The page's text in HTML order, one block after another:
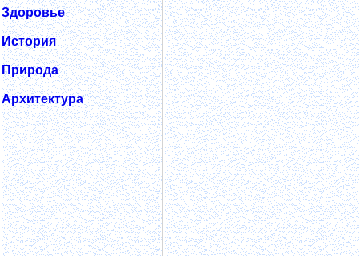
Здоровье
История
Природа
Архитектура